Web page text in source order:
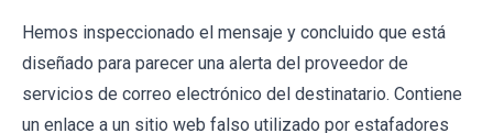
Hemos inspeccionado el mensaje y concluido que está
diseñado para parecer una alerta del proveedor de
servicios de correo electrónico del destinatario. Contiene
un enlace a un sitio web falso utilizado por estafadores